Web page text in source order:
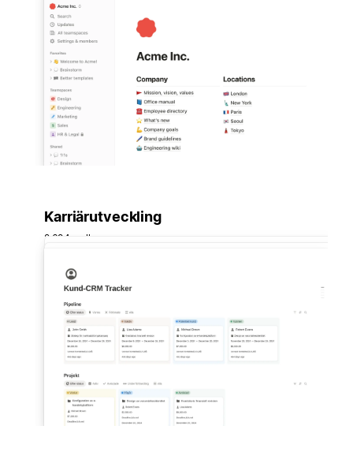
Karriärutveckling
2 694 mallar